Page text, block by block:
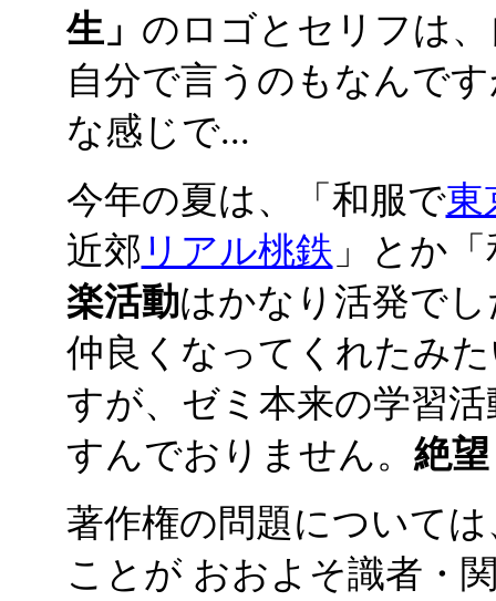
生」 のロゴとセリフは
自分で言うのもなんで
な感じで...
今年の夏は、「和服で東
近郊 リアル桃鉄 」とか
楽活動はかなり活発で
仲良くなってくれたみ
すが、ゼミ本来の学習
すんでおりません。 絶
著作権の問題について
ことが おおよそ識者・